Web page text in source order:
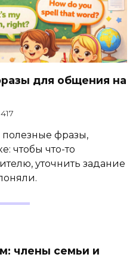
для общения на
417
полезные фразы,
чтобы что-то
уточнить задание
члены семьи и